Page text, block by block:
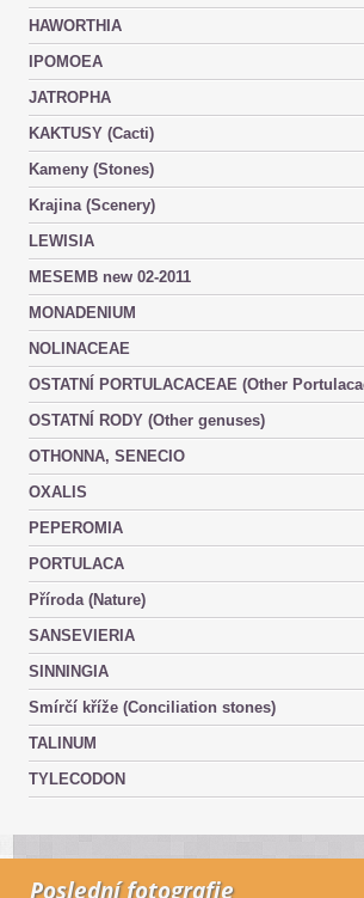
HAWORTHIA
IPOMOEA
JATROPHA
KAKTUSY (Cacti)
Kameny (Stones)
Krajina (Scenery)
LEWISIA
MESEMB new 02-2011
MONADENIUM
NOLINACEAE
OSTATNÍ PORTULACACEAE (Other
OSTATNÍ RODY (Other genuses)
OTHONNA, SENECIO
OXALIS
PEPEROMIA
PORTULACA
Příroda (Nature)
SANSEVIERIA
SINNINGIA
Smírčí kříže (Conciliation stones)
TALINUM
TYLECODON
Poslední fotografie